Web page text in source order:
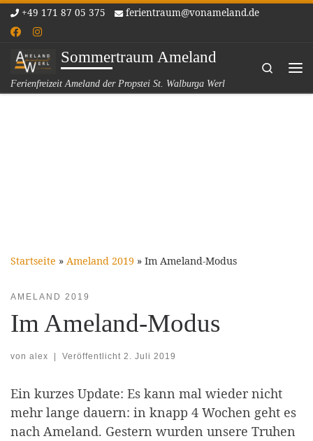
Zum Inhalt springen
+49 171 87 05 375 ferientraum@vonameland.de
Sommertraum Ameland
Ferienfreizeit Ameland der Propstei St. Walburga Werl
Search
Startseite » Ameland 2019 » Im Ameland-Modus
AMELAND 2019
Im Ameland-Modus
von alex Veröffentlicht 2. Juli 2019
Ein kurzes Update: Es kann mal wieder nicht
mehr lange dauern: in knapp 4 Wochen geht es
nach Ameland. Gestern wurden unsere Truhen